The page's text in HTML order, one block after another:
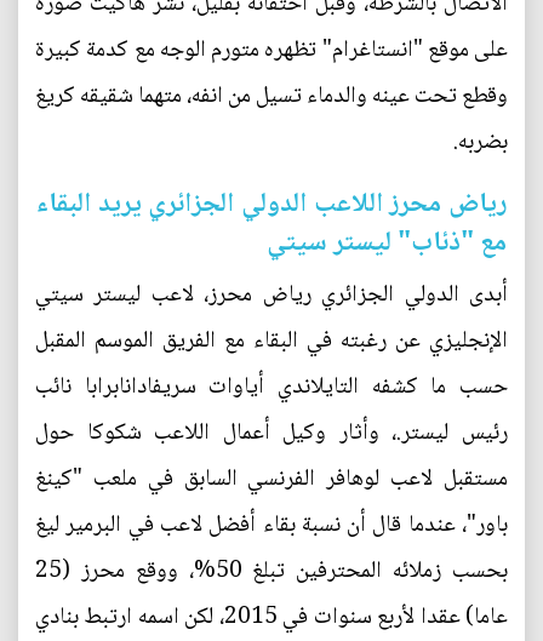
على موقع "انستاغرام" تظهره متورم الوجه مع كدمة كبيرة
وقطع تحت عينه والدماء تسيل من انفه، متهما شقيقه كريغ
بضربه.
رياض محرز اللاعب الدولي الجزائري يريد البقاء
مع "ذئاب" ليستر سيتي
أبدى الدولي الجزائري رياض محرز، لاعب ليستر سيتي
الإنجليزي عن رغبته في البقاء مع الفريق الموسم المقبل
حسب ما كشفه التايلاندي أياوات سريفادانابرابا نائب
رئيس ليستر.، وأثار وكيل أعمال اللاعب شكوكا حول
مستقبل لاعب لوهافر الفرنسي السابق في ملعب "كينغ
باور"، عندما قال أن نسبة بقاء أفضل لاعب في البرمير ليغ
بحسب زملائه المحترفين تبلغ 50%، ووقع محرز (25
عاما) عقدا لأربع سنوات في 2015، لكن اسمه ارتبط بنادي